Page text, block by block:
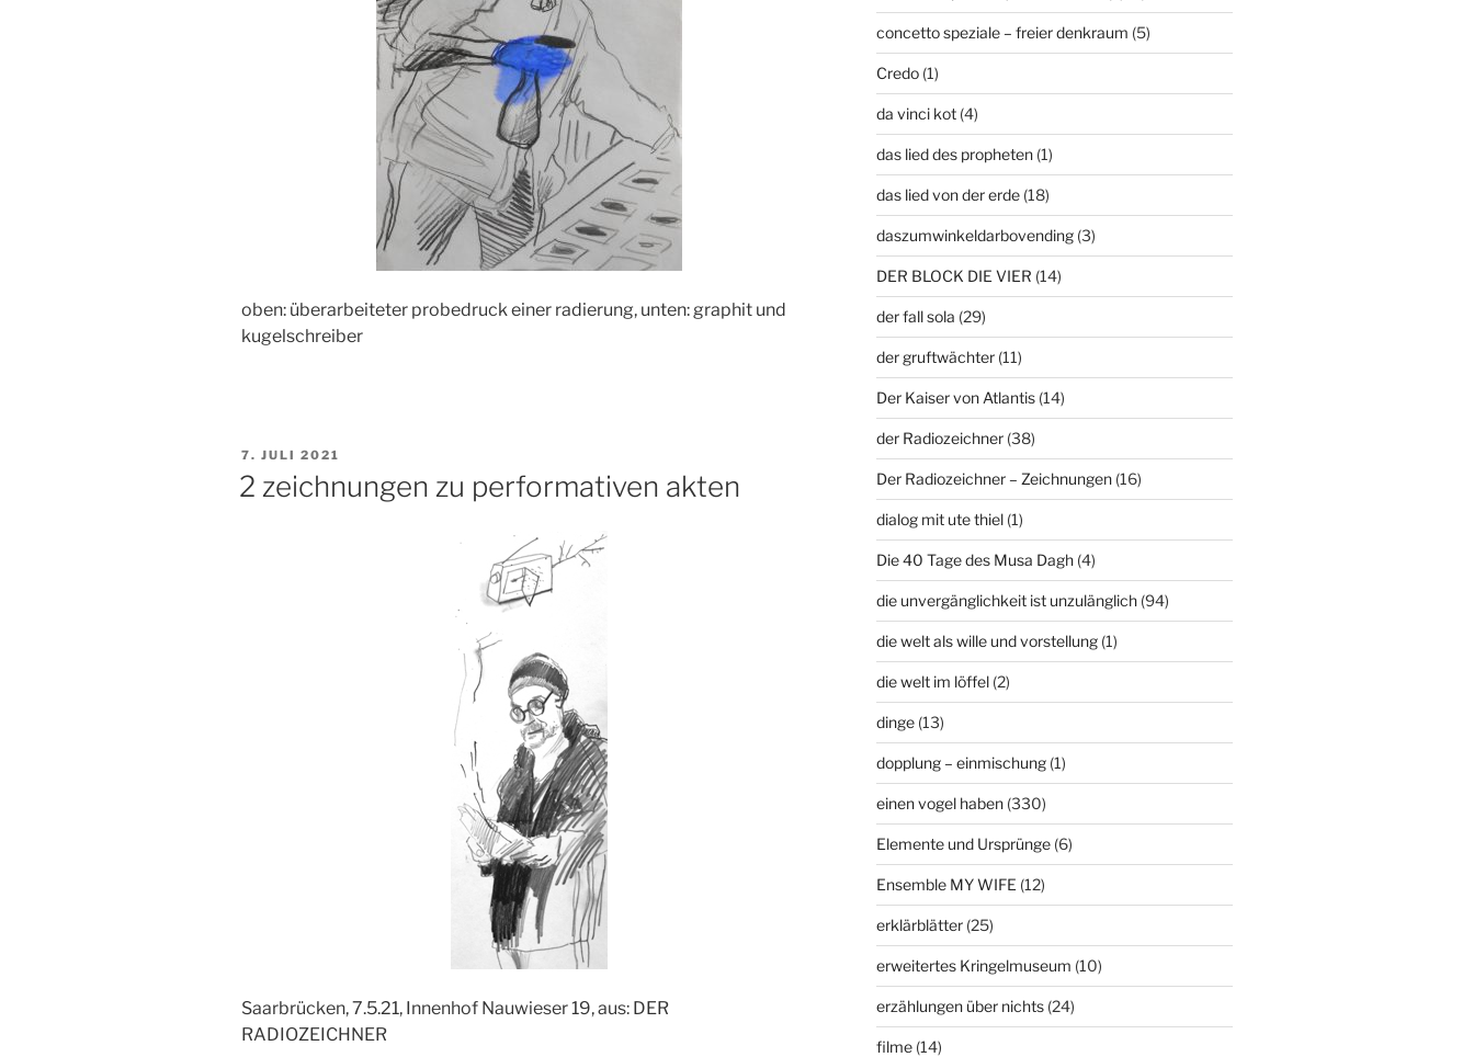
oben: überarbeiteter probedruck einer radierung, unten: graphit und
kugelschreiber
VERÖFFENTLICHT
AM
7. JULI 2021
2 zeichnungen zu performativen akten
Saarbrücken, 7.5.21, Innenhof Nauwieser 19, aus: DER
RADIOZEICHNER
concetto speziale – freier denkraum (5)
Credo(1)
da vinci kot(4)
das lied des propheten(1)
das lied von der erde(18)
daszumwinkeldarbovending(3)
DER BLOCK DIE VIER (14)
der fall sola (29)
der gruftwächter(11)
Der Kaiser von Atlantis(14)
der Radiozeichner(38)
Der Radiozeichner – Zeichnungen(16)
dialog mit ute thiel(1)
Die 40 Tage des Musa Dagh(4)
die unvergänglichkeit ist unzulänglich(94)
die welt als wille und vorstellung(1)
die welt im löffel(2)
dinge(13)
dopplung – einmischung(1)
einen vogel haben(330)
Elemente und Ursprünge(6)
Ensemble MY WIFE (12)
erklärblätter(25)
erweitertes Kringelmuseum (10)
erzählungen über nichts(24)
filme(14)